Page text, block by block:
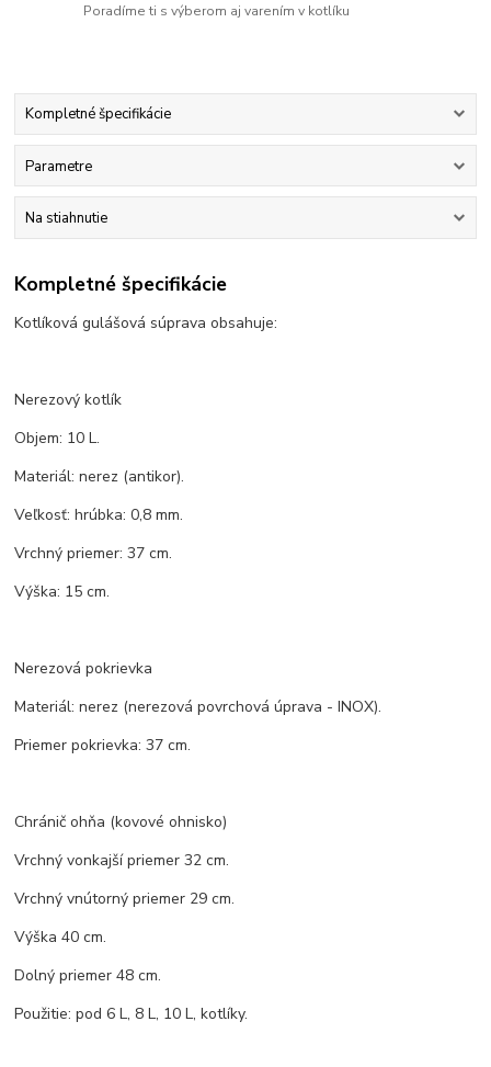
Poradíme ti s výberom aj varením v kotlíku
Kompletné špecifikácie
Parametre
Na stiahnutie
Kompletné špecifikácie
Kotlíková gulášová súprava obsahuje:
Nerezový kotlík
Objem: 10 L.
Materiál: nerez (antikor).
Veľkosť: hrúbka: 0,8 mm.
Vrchný priemer: 37 cm.
Výška: 15 cm.
Nerezová pokrievka
Materiál: nerez (nerezová povrchová úprava - INOX).
Priemer pokrievka: 37 cm.
Chránič ohňa (kovové ohnisko)
Vrchný vonkajší priemer 32 cm.
Vrchný vnútorný priemer 29 cm.
Výška 40 cm.
Dolný priemer 48 cm.
Použitie: pod 6 L, 8 L, 10 L, kotlíky.